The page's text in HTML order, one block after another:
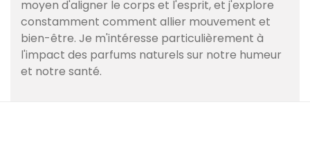
moyen d'aligner le corps et l'esprit, et j'explore
constamment comment allier mouvement et
bien-être. Je m'intéresse particulièrement à
l'impact des parfums naturels sur notre humeur
et notre santé.